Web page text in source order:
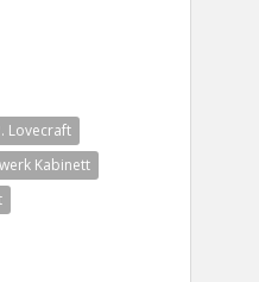
Lovecraft
Kabinett